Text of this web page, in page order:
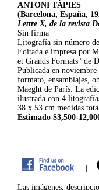
ANTONI TÀPIES
(Barcelona, España,
Lettre X, de la revista
Sin firma
Litografía sin número
Editada e impresa por
et Grands Formats" de
Publicada en
formato, ensamblajes,
Maeght de París. La
ilustrada con 4
38 x 53 cm medidas
Estimado $3,500-
|
Las imágenes,